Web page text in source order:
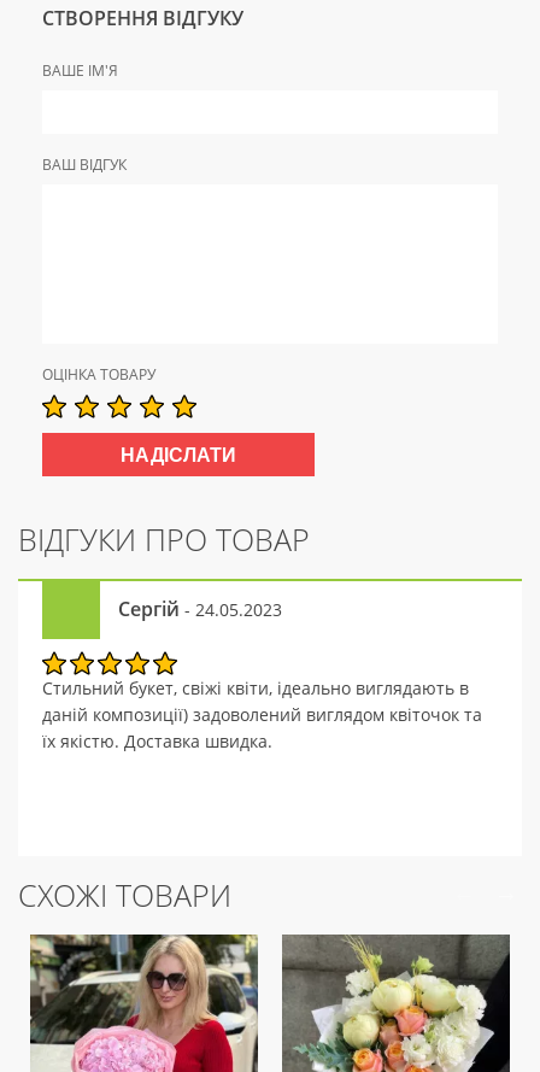
СТВОРЕННЯ ВІДГУКУ
ВАШЕ ІМ'Я
ВАШ ВІДГУК
ОЦІНКА ТОВАРУ
ВІДГУКИ ПРО ТОВАР
Сергій - 24.05.2023
Стильний букет, свіжі квіти, ідеально виглядають в
даній композиції) задоволений виглядом квіточок та
їх якістю. Доставка швидка.
СХОЖІ ТОВАРИ